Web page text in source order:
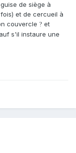
de siège à
et de cercueil à
couvercle ? et
s'il instaure une